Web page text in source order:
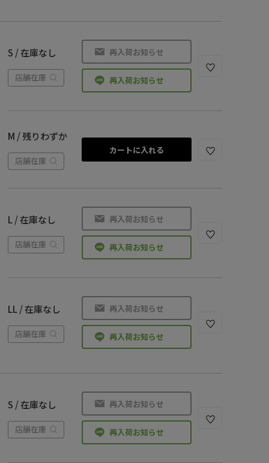
S / 在庫なし
店舗在庫
再入荷お知らせ
再入荷お知らせ
M / 残りわずか
店舗在庫
カートに入れる
L / 在庫なし
店舗在庫
再入荷お知らせ
再入荷お知らせ
LL / 在庫なし
店舗在庫
再入荷お知らせ
再入荷お知らせ
S / 在庫なし
店舗在庫
再入荷お知らせ
再入荷お知らせ